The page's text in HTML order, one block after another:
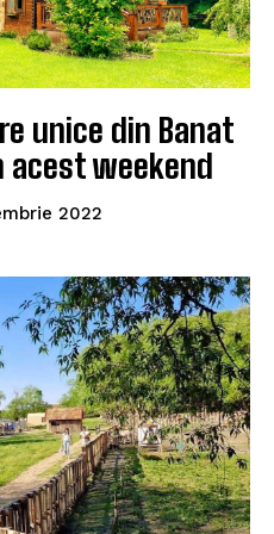
unice din Banat
acest weekend
2022